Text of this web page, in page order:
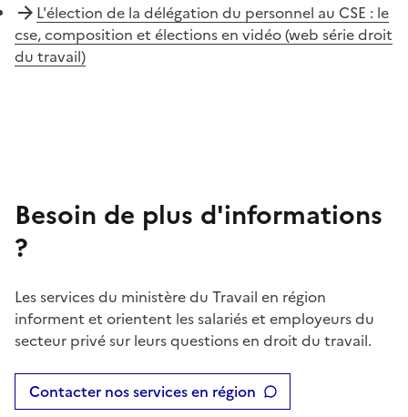
L'élection de la délégation du personnel au CSE : le
cse, composition et élections en vidéo (web série droit
du travail)
Besoin de plus d'informations
?
Les services du ministère du Travail en région
informent et orientent les salariés et employeurs du
secteur privé sur leurs questions en droit du travail.
Contacter nos services en région